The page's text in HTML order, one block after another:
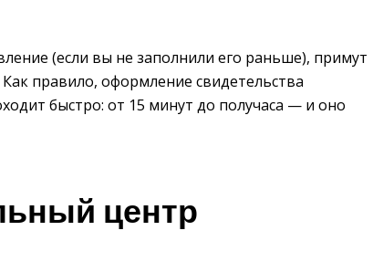
(если вы не заполнили его раньше), примут
правило, оформление свидетельства
быстро: от 15 минут до получаса — и оно
центр